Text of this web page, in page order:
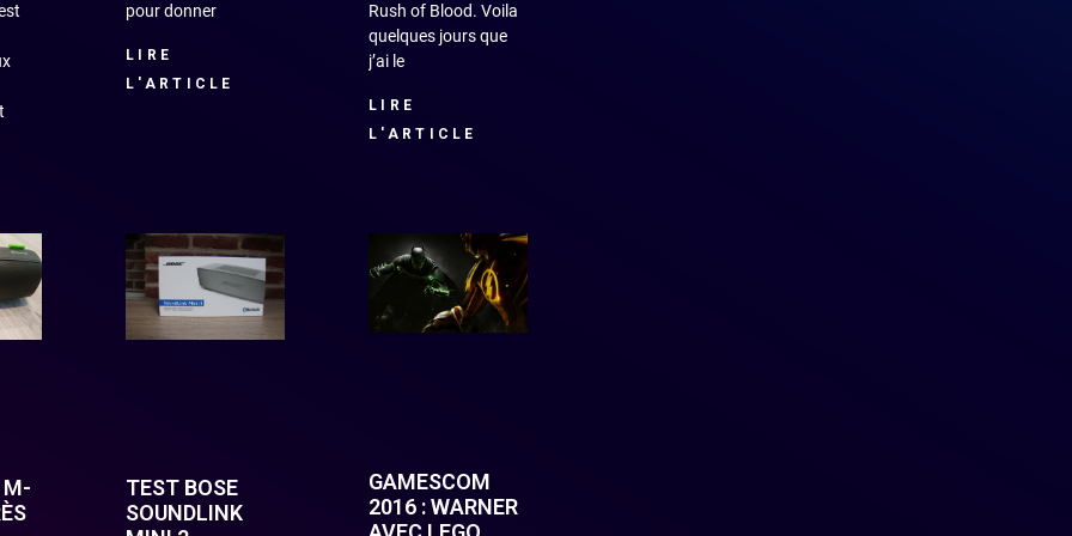
pour donner
LIRE
L'ARTICLE
Rush of Blood. Voila
quelques jours que
j’ai le
LIRE
L'ARTICLE
M-
TEST BOSE
SOUNDLINK
GAMESCOM
2016 : WARNER